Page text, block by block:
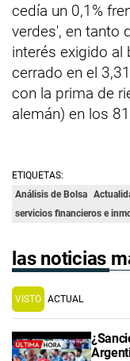
cedía un 0,1%
verdes', en tanto
interés exigido al
cerrado en el
con la prima de
alemán) en los
ETIQUETAS:
Análisis de Bolsa
servicios financieros e
las noticias
VISTO ACTUAL